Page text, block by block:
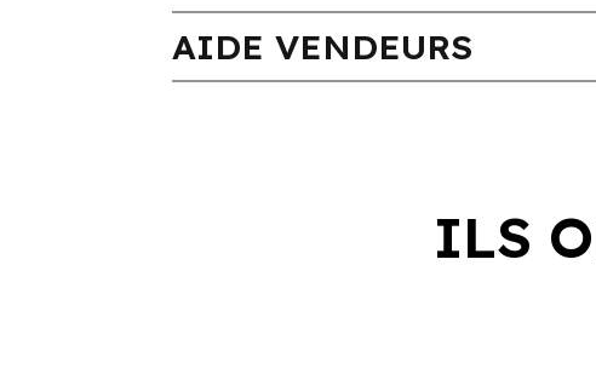
AIDE VENDEURS
ILS